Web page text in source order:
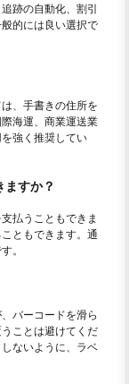
跡の自動化、割引
的には良い選択で
、手書きの住所を
海運、商業運送業
強く推奨してい
すか？
払うこともできま
ともできます。通
。
バーコードを滑ら
ことは避けてくだ
ないように、ラベ